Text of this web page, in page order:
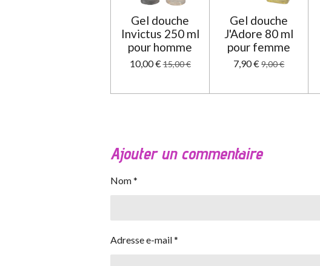
Gel douche
Invictus 250 ml
pour homme
10,00 €15,00 €
Gel douche
J'Adore 80 ml
pour femme
7,90 €9,00 €
Ajouter un commentaire
Nom *
Adresse e-mail *